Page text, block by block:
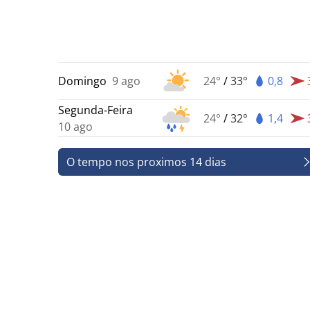
Domingo 9 ago 24° /33° 0,8
Segunda-Feira
10 ago
24° /32° 1,4
O tempo nos proximos 14 dias